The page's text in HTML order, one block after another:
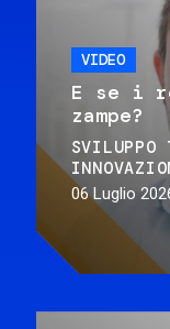
VIDEO
E se i
zampe?
SVILUPPO
06 Luglio